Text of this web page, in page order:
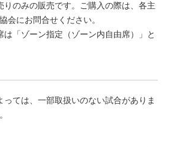
りのみの販売です。ご購入の際は、各主
会にお問合せください。
「ゾーン指定（ゾーン内自由席）」と
ては、一部取扱いのない試合がありま